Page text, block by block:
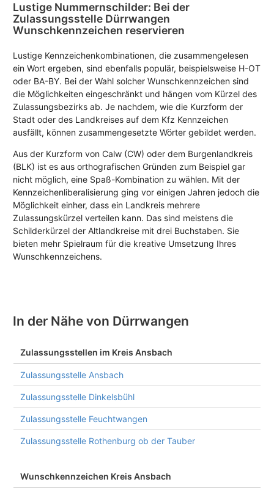
Lustige Nummernschilder: Bei der
Zulassungsstelle Dürrwangen
Wunschkennzeichen reservieren
Lustige Kennzeichenkombinationen, die zusammengelesen
ein Wort ergeben, sind ebenfalls populär, beispielsweise H-OT
oder BA-BY. Bei der Wahl solcher Wunschkennzeichen sind
die Möglichkeiten eingeschränkt und hängen vom Kürzel des
Zulassungsbezirks ab. Je nachdem, wie die Kurzform der
Stadt oder des Landkreises auf dem Kfz Kennzeichen
ausfällt, können zusammengesetzte Wörter gebildet werden.
Aus der Kurzform von Calw (CW) oder dem Burgenlandkreis
(BLK) ist es aus orthografischen Gründen zum Beispiel gar
nicht möglich, eine Spaß-Kombination zu wählen. Mit der
Kennzeichenliberalisierung ging vor einigen Jahren jedoch die
Möglichkeit einher, dass ein Landkreis mehrere
Zulassungskürzel verteilen kann. Das sind meistens die
Schilderkürzel der Altlandkreise mit drei Buchstaben. Sie
bieten mehr Spielraum für die kreative Umsetzung Ihres
Wunschkennzeichens.
In der Nähe von Dürrwangen
Zulassungsstellen im Kreis Ansbach
Zulassungsstelle Ansbach
Zulassungsstelle Dinkelsbühl
Zulassungsstelle Feuchtwangen
Zulassungsstelle Rothenburg ob der Tauber
Wunschkennzeichen Kreis Ansbach